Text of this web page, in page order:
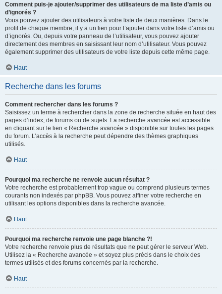
Comment puis-je ajouter/supprimer des utilisateurs de ma liste d’amis ou
d’ignorés ?
Vous pouvez ajouter des utilisateurs à votre liste de deux manières. Dans le
profil de chaque membre, il y a un lien pour l’ajouter dans votre liste d’amis ou
d’ignorés. Ou, depuis votre panneau de l’utilisateur, vous pouvez ajouter
directement des membres en saisissant leur nom d’utilisateur. Vous pouvez
également supprimer des utilisateurs de votre liste depuis cette même page.
Haut
Recherche dans les forums
Comment rechercher dans les forums ?
Saisissez un terme à rechercher dans la zone de recherche située en haut des
pages d’index, de forums ou de sujets. La recherche avancée est accessible
en cliquant sur le lien « Recherche avancée » disponible sur toutes les pages
du forum. L’accès à la recherche peut dépendre des thèmes graphiques
utilisés.
Haut
Pourquoi ma recherche ne renvoie aucun résultat ?
Votre recherche est probablement trop vague ou comprend plusieurs termes
courants non indexés par phpBB. Vous pouvez affiner votre recherche en
utilisant les options disponibles dans la recherche avancée.
Haut
Pourquoi ma recherche renvoie une page blanche ?!
Votre recherche renvoie plus de résultats que ne peut gérer le serveur Web.
Utilisez la « Recherche avancée » et soyez plus précis dans le choix des
termes utilisés et des forums concernés par la recherche.
Haut